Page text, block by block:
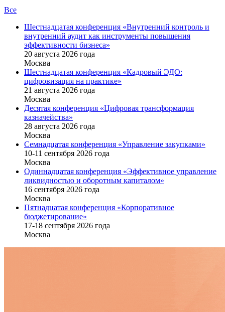
Все
Шестнадцатая конференция «Внутренний контроль и
внутренний аудит как инструменты повышения
эффективности бизнеса»
20 августа 2026 года
Москва
Шестнадцатая конференция «Кадровый ЭДО:
цифровизация на практике»
21 августа 2026 года
Москва
Десятая конференция «Цифровая трансформация
казначейства»
28 августа 2026 года
Москва
Семнадцатая конференция «Управление закупками»
10-11 сентября 2026 года
Москва
Одиннадцатая конференция «Эффективное управление
ликвидностью и оборотным капиталом»
16 cентября 2026 года
Москва
Пятнадцатая конференция «Корпоративное
бюджетирование»
17-18 сентября 2026 года
Москва